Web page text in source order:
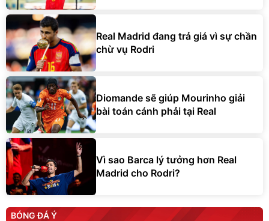
Real Madrid đang trả giá vì sự chần
chừ vụ Rodri
Diomande sẽ giúp Mourinho giải
bài toán cánh phải tại Real
Vì sao Barca lý tưởng hơn Real
Madrid cho Rodri?
BÓNG ĐÁ Ý